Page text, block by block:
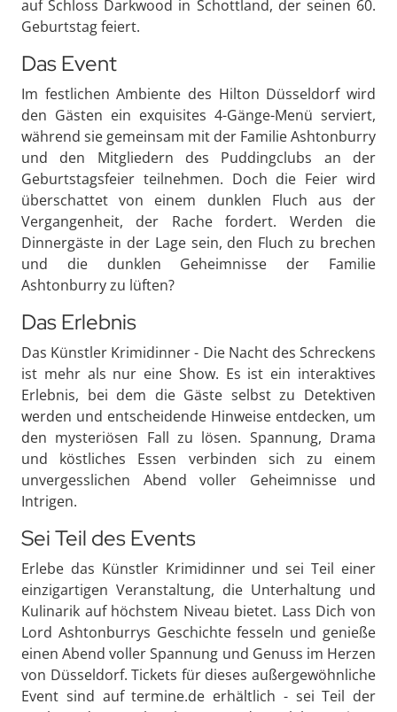
auf Schloss Darkwood in Schottland, der seinen 60.
Geburtstag feiert.
Das Event
Im festlichen Ambiente des Hilton Düsseldorf wird
den Gästen ein exquisites 4-Gänge-Menü serviert,
während sie gemeinsam mit der Familie Ashtonburry
und den Mitgliedern des Puddingclubs an der
Geburtstagsfeier teilnehmen. Doch die Feier wird
überschattet von einem dunklen Fluch aus der
Vergangenheit, der Rache fordert. Werden die
Dinnergäste in der Lage sein, den Fluch zu brechen
und die dunklen Geheimnisse der Familie
Ashtonburry zu lüften?
Das Erlebnis
Das Künstler Krimidinner - Die Nacht des Schreckens
ist mehr als nur eine Show. Es ist ein interaktives
Erlebnis, bei dem die Gäste selbst zu Detektiven
werden und entscheidende Hinweise entdecken, um
den mysteriösen Fall zu lösen. Spannung, Drama
und köstliches Essen verbinden sich zu einem
unvergesslichen Abend voller Geheimnisse und
Intrigen.
Sei Teil des Events
Erlebe das Künstler Krimidinner und sei Teil einer
einzigartigen Veranstaltung, die Unterhaltung und
Kulinarik auf höchstem Niveau bietet. Lass Dich von
Lord Ashtonburrys Geschichte fesseln und genieße
einen Abend voller Spannung und Genuss im Herzen
von Düsseldorf. Tickets für dieses außergewöhnliche
Event sind auf termine.de erhältlich - sei Teil der